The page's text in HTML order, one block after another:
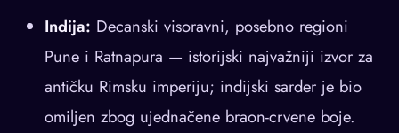
Indija: Decanski visoravni, posebno regioni
Pune i Ratnapura — istorijski najvažniji izvor za
antičku Rimsku imperiju; indijski sarder je bio
omiljen zbog ujednačene braon-crvene boje.